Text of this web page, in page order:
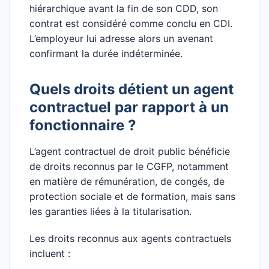
hiérarchique avant la fin de son CDD, son
contrat est considéré comme conclu en CDI.
L’employeur lui adresse alors un avenant
confirmant la durée indéterminée.
Quels droits détient un agent
contractuel par rapport à un
fonctionnaire ?
L’agent contractuel de droit public bénéficie
de droits reconnus par le CGFP, notamment
en matière de rémunération, de congés, de
protection sociale et de formation, mais sans
les garanties liées à la titularisation.
Les droits reconnus aux agents contractuels
incluent :